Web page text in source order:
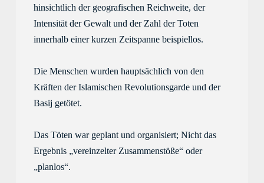
hinsichtlich der geografischen Reichweite, der
Intensität der Gewalt und der Zahl der Toten
innerhalb einer kurzen Zeitspanne beispiellos.
Die Menschen wurden hauptsächlich von den
Kräften der Islamischen Revolutionsgarde und der
Basij getötet.
Das Töten war geplant und organisiert; Nicht das
Ergebnis „vereinzelter Zusammenstöße“ oder
„planlos“.